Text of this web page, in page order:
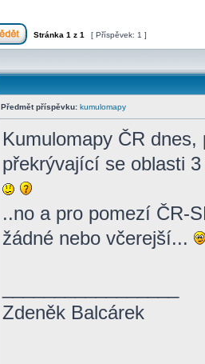
Stránka 1 z 1 [ Příspěvek: 1 ]
Předmět příspěvku: kumulomapy
Kumulomapy ČR
překrývající se oblasti
..no a pro pomezí ČR-
žádné nebo včerejší...
Zdeněk Balcárek